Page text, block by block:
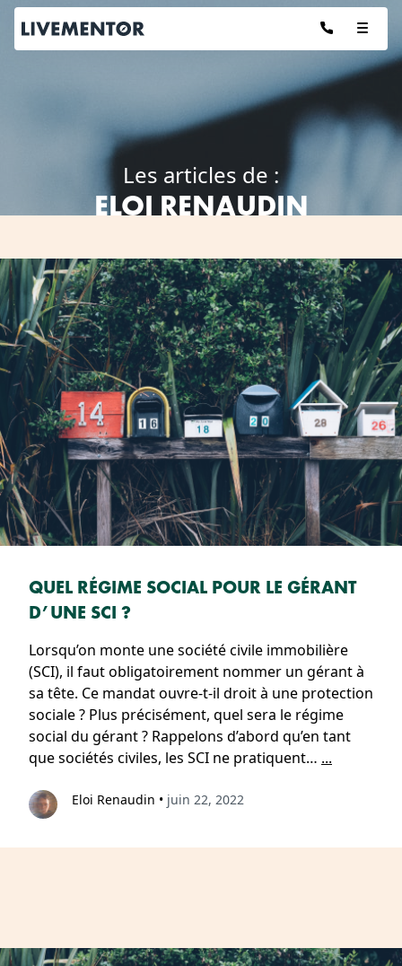
Aller
contenu
Les articles de :
ELOI RENAUDIN
QUEL RÉGIME SOCIAL POUR LE GÉRANT
D’UNE SCI ?
Lorsqu’on monte une société civile immobilière
(SCI), il faut obligatoirement nommer un gérant à
sa tête. Ce mandat ouvre-t-il droit à une protection
sociale ? Plus précisément, quel sera le régime
social du gérant ? Rappelons d’abord qu’en tant
que sociétés civiles, les SCI ne pratiquent… ...
Eloi Renaudin • juin 22, 2022